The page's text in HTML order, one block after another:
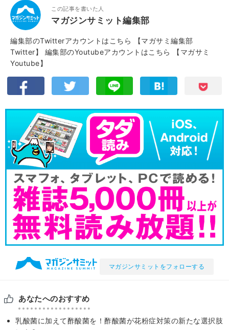
この記事を書いた人
マガジンサミット編集部
編集部のTwitterアカウントはこちら
【マガサミ編集部
Twitter】
編集部のYoutubeアカウントはこちら
【マガサミ
Youtube】
マガジンサミットをフォローする
あなたへのおすすめ
乳酸菌に加えて酢酸菌を！酢酸菌が花粉症対策の新たな選択肢